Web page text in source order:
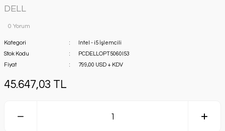
DELL
0 Yorum
Kategori
Intel - i5 İşlemcili
Stok Kodu
PCDELLOPT5060I53
Fiyat
799,00 USD + KDV
45.647,03 TL